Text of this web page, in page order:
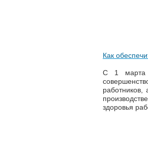
Как
С 1 марта
работников,
здоровья